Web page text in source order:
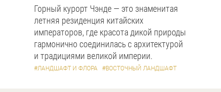
Горный курорт Чэнде — это знаменитая
летняя резиденция китайских
императоров, где красота дикой природы
гармонично соединилась с архитектурой
и традициями великой империи.
#ЛАНДШАФТ И ФЛОРА #ВОСТОЧНЫЙ ЛАНДШАФТ